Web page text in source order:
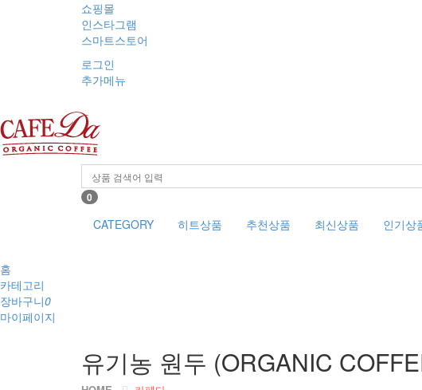
쇼핑몰
인스타그램
스마트스토어
로그인
추가메뉴
0
CATEGORY 히트상품 추천상품 최신상품 인기상
홈
카테고리
장바구니0
마이페이지
유기농 원두 (ORGANIC